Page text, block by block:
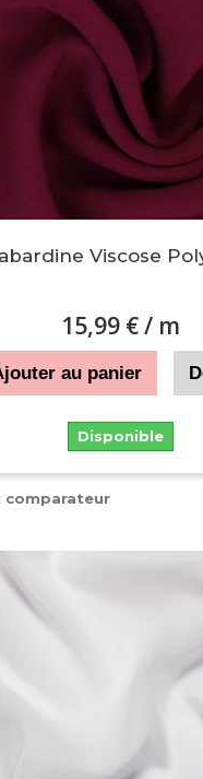
Viscose
15,99 €/ m
au panier
Disponible
comparateur